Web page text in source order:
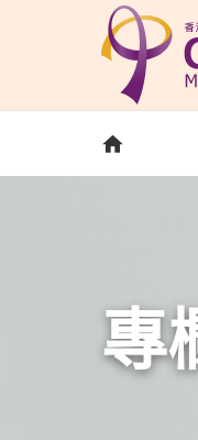
Skip to main content
主頁
專